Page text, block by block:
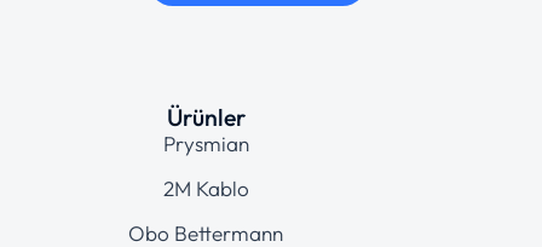
Ürünler
Prysmian
2M Kablo
Obo Bettermann